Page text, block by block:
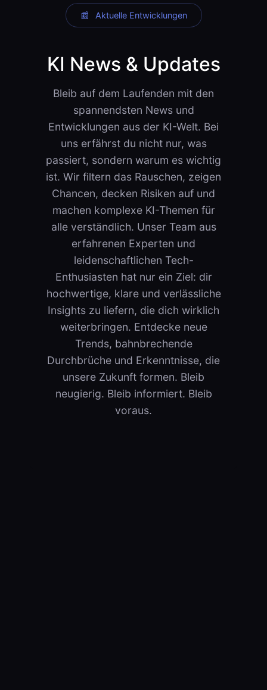
📰 Aktuelle Entwicklungen
KI News & Updates
Bleib auf dem Laufenden mit den
spannendsten News und
Entwicklungen aus der KI-Welt. Bei
uns erfährst du nicht nur, was
passiert, sondern warum es wichtig
ist. Wir filtern das Rauschen, zeigen
Chancen, decken Risiken auf und
machen komplexe KI-Themen für
alle verständlich. Unser Team aus
erfahrenen Experten und
leidenschaftlichen Tech-
Enthusiasten hat nur ein Ziel: dir
hochwertige, klare und verlässliche
Insights zu liefern, die dich wirklich
weiterbringen. Entdecke neue
Trends, bahnbrechende
Durchbrüche und Erkenntnisse, die
unsere Zukunft formen. Bleib
neugierig. Bleib informiert. Bleib
voraus.